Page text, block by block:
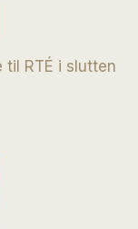
til RTÉ i slutten